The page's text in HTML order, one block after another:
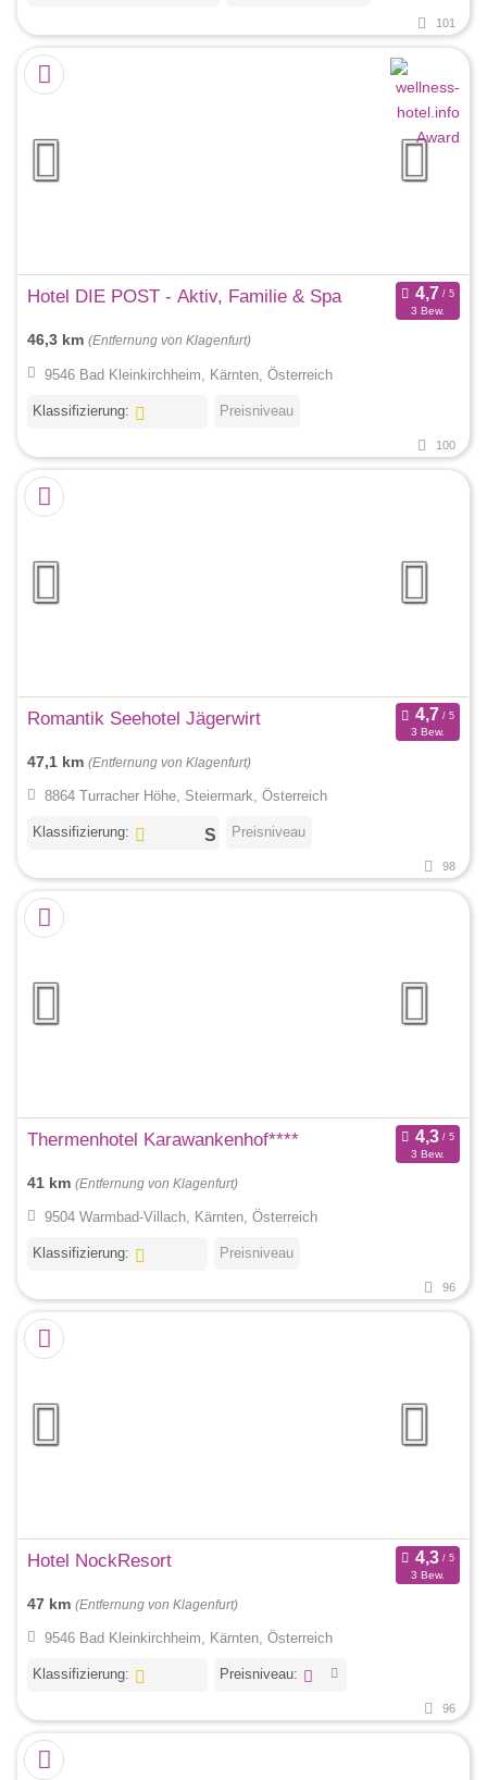
101
Hotel DIE POST - Aktiv, Familie & Spa
3 Bew.
46,3 km (Entfernung von Klagenfurt)
9546 Bad Kleinkirchheim, Kärnten, Österreich
Klassifizierung: Preisniveau
100
Romantik Seehotel Jägerwirt
3 Bew.
47,1 km (Entfernung von Klagenfurt)
8864 Turracher Höhe, Steiermark, Österreich
Klassifizierung: Preisniveau
98
Thermenhotel Karawankenhof****
3 Bew.
41 km (Entfernung von Klagenfurt)
9504 Warmbad-Villach, Kärnten, Österreich
Klassifizierung: Preisniveau
96
Hotel NockResort
3 Bew.
47 km (Entfernung von Klagenfurt)
9546 Bad Kleinkirchheim, Kärnten, Österreich
Klassifizierung: Preisniveau:
96